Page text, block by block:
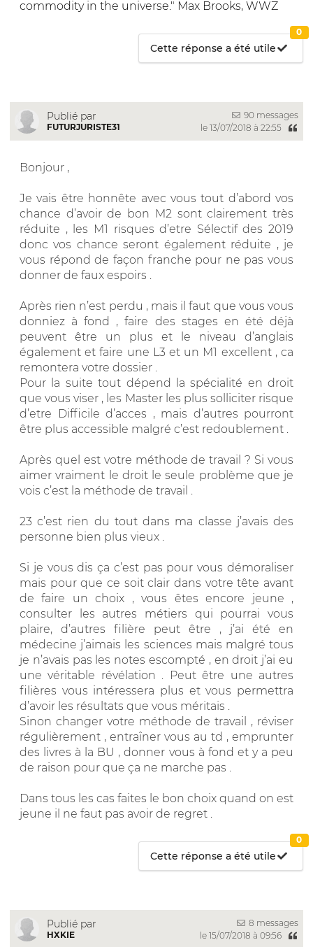
commodity in the universe." Max Brooks, WWZ
Cette réponse a été utile
0
Publié par
FUTURJURISTE31
90 messages
le 13/07/2018 à 22:55
Bonjour ,
Je vais être honnête avec vous tout d’abord vos
chance d’avoir de bon M2 sont clairement très
réduite , les M1 risques d’etre Sélectif des 2019
donc vos chance seront également réduite , je
vous répond de façon franche pour ne pas vous
donner de faux espoirs .
Après rien n’est perdu , mais il faut que vous vous
donniez à fond , faire des stages en été déjà
peuvent être un plus et le niveau d’anglais
également et faire une L3 et un M1 excellent , ca
remontera votre dossier .
Pour la suite tout dépend la spécialité en droit
que vous viser , les Master les plus solliciter risque
d’etre Difficile d’acces , mais d’autres pourront
être plus accessible malgré c’est redoublement .
Après quel est votre méthode de travail ? Si vous
aimer vraiment le droit le seule problème que je
vois c’est la méthode de travail .
23 c’est rien du tout dans ma classe j’avais des
personne bien plus vieux .
Si je vous dis ça c’est pas pour vous démoraliser
mais pour que ce soit clair dans votre tête avant
de faire un choix , vous êtes encore jeune ,
consulter les autres métiers qui pourrai vous
plaire, d’autres filière peut être , j’ai été en
médecine j’aimais les sciences mais malgré tous
je n’avais pas les notes escompté , en droit j’ai eu
une véritable révélation . Peut être une autres
filières vous intéressera plus et vous permettra
d’avoir les résultats que vous méritais .
Sinon changer votre méthode de travail , réviser
régulièrement , entraîner vous au td , emprunter
des livres à la BU , donner vous à fond et y a peu
de raison pour que ça ne marche pas .
Dans tous les cas faites le bon choix quand on est
jeune il ne faut pas avoir de regret .
Cette réponse a été utile
0
Publié par
HXKIE
8 messages
le 15/07/2018 à 09:56